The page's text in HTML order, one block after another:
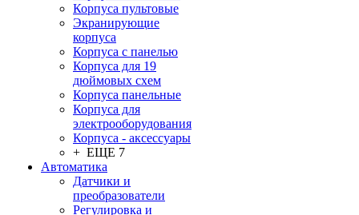
Корпуса пультовые
Экранирующие
корпуса
Корпуса с панелью
Корпуса для 19
дюймовых схем
Корпуса панельные
Корпуса для
электрооборудования
Корпуса - аксессуары
+ ЕЩЕ 7
Автоматика
Датчики и
преобразователи
Регулировка и